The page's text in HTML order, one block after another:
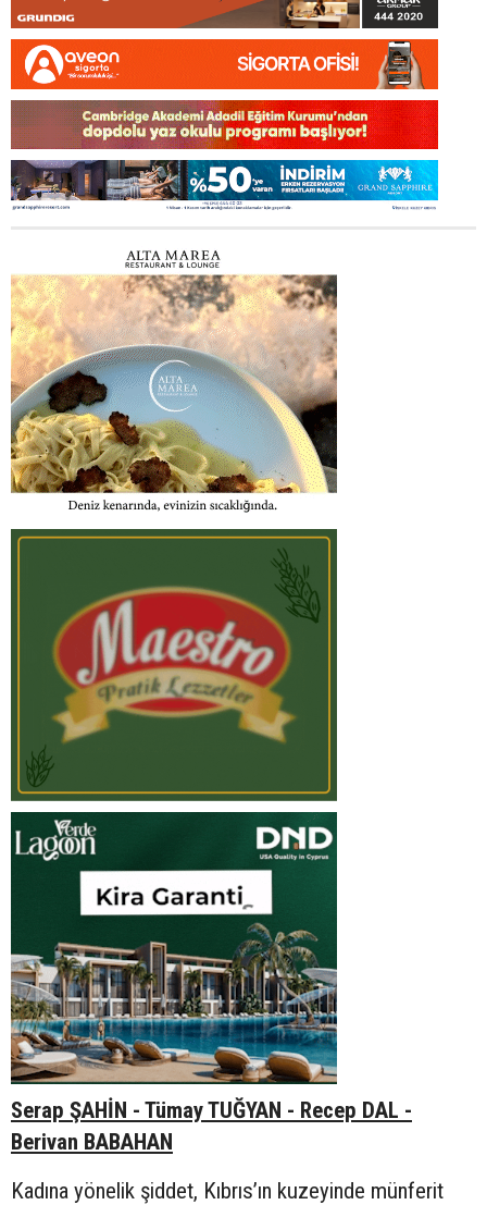
Serap ŞAHİN - Tümay TUĞYAN - Recep DAL -
Berivan BABAHAN
Kadına yönelik şiddet, Kıbrıs’ın kuzeyinde münferit